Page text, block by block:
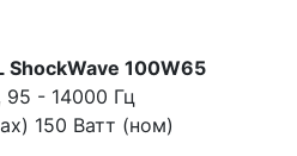
ShockWave 100W65
- 14000 Гц
150 Ватт (ном)